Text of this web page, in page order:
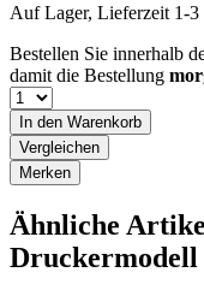
Auf Lager, Lieferzeit 1-
Bestellen Sie innerhalb
damit die Bestellung
In den Warenkorb
Vergleichen
Merken
Ähnliche
Druckermodell